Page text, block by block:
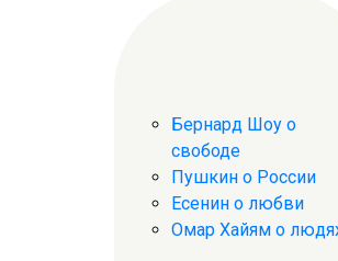
Бернард Шоу о
свободе
Пушкин о России
Есенин о любви
Омар Хайям о